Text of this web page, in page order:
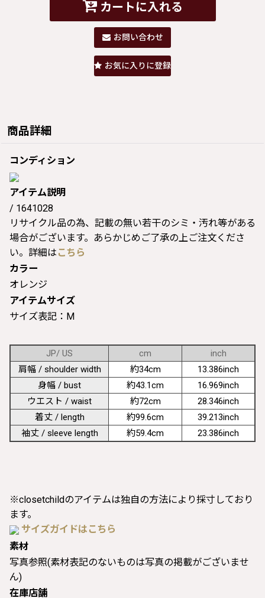
カートに入れる
お問い合わせ
お気に入りに登録
商品詳細
コンディション
アイテム説明
/ 1641028
リサイクル品の為、記載の無い若干のシミ・汚れ等がある
場合がございます。あらかじめご了承の上ご注文くださ
い。詳細は こちら
カラー
オレンジ
アイテムサイズ
サイズ表記：M
JP/ US cm
inch
肩幅 / shoulder width
約34cm
13.386inch
身幅 / bust
約43.1cm
16.969inch
ウエスト / waist
約72cm
28.346inch
着丈 / length
約99.6cm
39.213inch
袖丈 / sleeve length
約59.4cm 23.386inch
※closetchildのアイテムは独自の方法により採寸しており
ます。
サイズガイドはこちら
素材
写真参照(素材表記のないものは写真の掲載がございませ
ん)
在庫店舗